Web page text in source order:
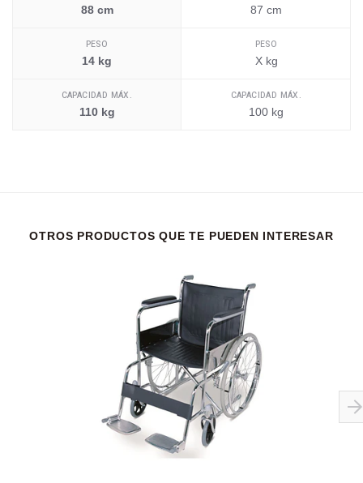
88 cm
PESO
14 kg
CAPACIDAD MÁX.
110 kg
87 cm
PESO
X kg
CAPACIDAD MÁX.
100 kg
OTROS PRODUCTOS QUE TE PUEDEN INTERESAR